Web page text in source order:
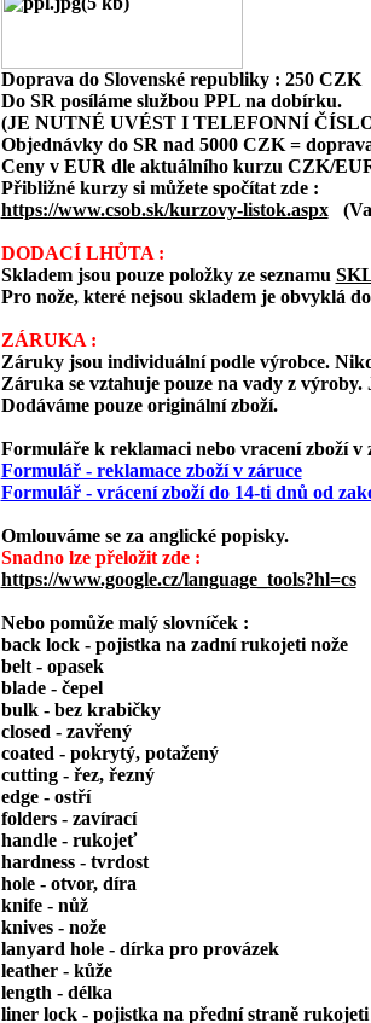
Doprava do Slovenské republiky : 250 CZK
Do SR posíláme službou PPL na dobírku.
(JE NUTNÉ UVÉST I TELEFONNÍ
Objednávky do SR nad 5000 CZK =
Ceny v EUR dle aktuálního kurzu CZK/
Přibližné kurzy si můžete spočítat zde :
https://www.csob.sk/kurzovy-listok.aspx
DODACÍ LHŮTA :
Skladem jsou pouze položky ze seznamu
Pro nože, které nejsou skladem je obvyklá
ZÁRUKA :
Záruky jsou individuální podle výrobce.
Záruka se vztahuje pouze na vady z
Dodáváme pouze originální zboží.
Formuláře k reklamaci nebo vracení zboží v
Formulář - reklamace zboží v záruce
Formulář - vrácení zboží do 14-ti dnů od
Omlouváme se za anglické popisky.
Snadno lze přeložit zde :
https://www.google.cz/language_tools?hl=cs
Nebo pomůže malý slovníček :
back lock - pojistka na zadní rukojeti nože
belt - opasek
blade - čepel
bulk - bez krabičky
closed - zavřený
coated - pokrytý, potažený
cutting - řez, řezný
edge - ostří
folders - zavírací
handle - rukojeť
hardness - tvrdost
hole - otvor, díra
knife - nůž
knives - nože
lanyard hole - dírka pro provázek
leather - kůže
length - délka
liner lock - pojistka na přední straně rukojeti